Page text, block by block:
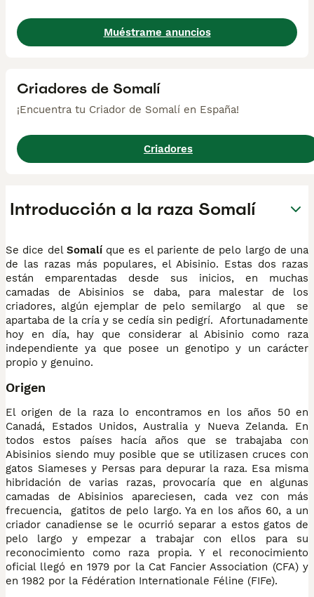
Muéstrame anuncios
Criadores de Somalí
¡Encuentra tu Criador de Somalí en España!
Criadores
Introducción a la raza Somalí
Se dice del Somalíque es el pariente de pelo largo de una
de las razas más populares, el Abisinio. Estas dos razas
están emparentadas desde sus inicios, en muchas
camadas de Abisinios se daba, para malestar de los
criadores, algún ejemplar de pelo semilargo al que se
apartaba de la cría y se cedía sin pedigrí. Afortunadamente
hoy en día, hay que considerar al Abisinio como raza
independiente ya que posee un genotipo y un carácter
propio y genuino.
Origen
El origen de la raza lo encontramos en los años 50 en
Canadá, Estados Unidos, Australia y Nueva Zelanda. En
todos estos países hacía años que se trabajaba con
Abisinios siendo muy posible que se utilizasen cruces con
gatos Siameses y Persas para depurar la raza. Esa misma
hibridación de varias razas, provocaría que en algunas
camadas de Abisinios apareciesen, cada vez con más
frecuencia, gatitos de pelo largo. Ya en los años 60, a un
criador canadiense se le ocurrió separar a estos gatos de
pelo largo y empezar a trabajar con ellos para su
reconocimiento como raza propia. Y el reconocimiento
oficial llegó en 1979 por la Cat Fancier Association (CFA) y
en 1982 por la Fédération Internationale Féline (FIFe).